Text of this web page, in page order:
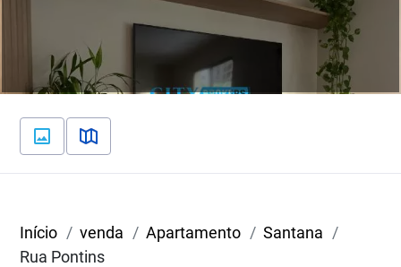
Início venda Apartamento
Santana
Rua Pontins